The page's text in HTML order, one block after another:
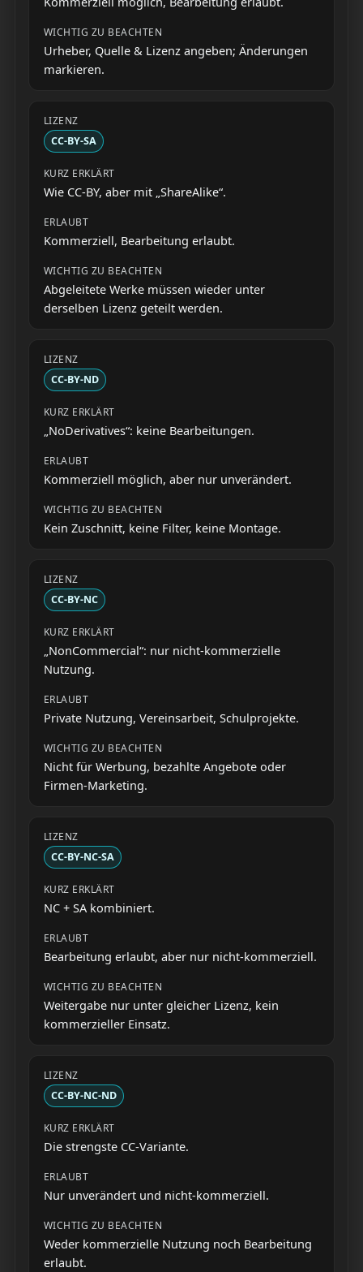
Urheber, Quelle & Lizenz angeben; Änderungen
markieren.
CC-BY-SA
Wie CC-BY, aber mit „ShareAlike“.
Kommerziell, Bearbeitung erlaubt.
Abgeleitete Werke müssen wieder unter
derselben Lizenz geteilt werden.
CC-BY-ND
„NoDerivatives“: keine Bearbeitungen.
Kommerziell möglich, aber nur unverändert.
Kein Zuschnitt, keine Filter, keine Montage.
CC-BY-NC
„NonCommercial“: nur nicht-kommerzielle
Nutzung.
Private Nutzung, Vereinsarbeit, Schulprojekte.
Nicht für Werbung, bezahlte Angebote oder
Firmen-Marketing.
CC-BY-NC-SA
NC + SA kombiniert.
Bearbeitung erlaubt, aber nur nicht-kommerziell.
Weitergabe nur unter gleicher Lizenz, kein
kommerzieller Einsatz.
CC-BY-NC-ND
Die strengste CC-Variante.
Nur unverändert und nicht-kommerziell.
Weder kommerzielle Nutzung noch Bearbeitung
erlaubt.